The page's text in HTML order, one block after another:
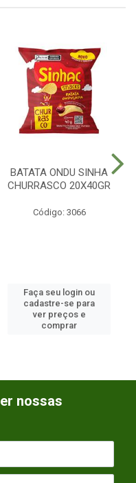
BATATA ONDU SINHA
CHURRASCO 20X40GR
Código: 3066
Faça seu login ou
cadastre-se para
ver preços e
comprar
nossas